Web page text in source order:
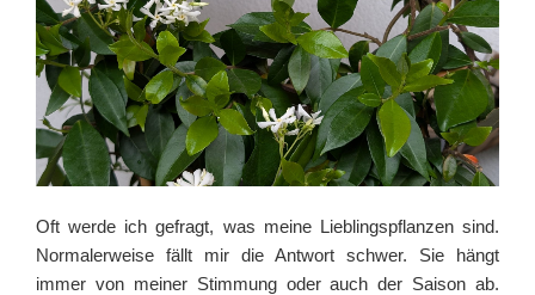
Oft werde ich gefragt, was meine Lieblingspflanzen sind.
Normalerweise fällt mir die Antwort schwer. Sie hängt
immer von meiner Stimmung oder auch der Saison ab.